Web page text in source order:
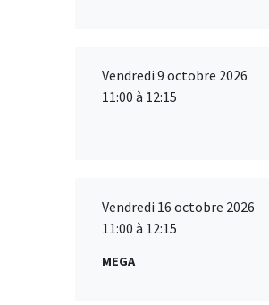
Vendredi 9 octobre 2026
11:00 à 12:15
Vendredi 16 octobre 2026
11:00 à 12:15
MEGA